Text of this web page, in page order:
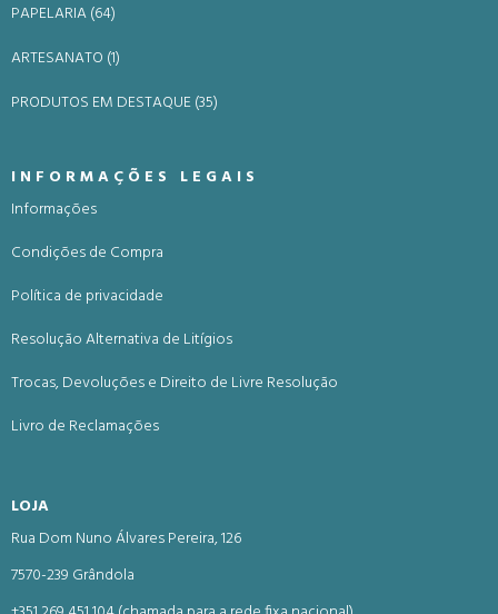
PAPELARIA (64)
ARTESANATO (1)
PRODUTOS EM DESTAQUE (35)
INFORMAÇÕES LEGAIS
Informações
Condições de Compra
Política de privacidade
Resolução Alternativa de Litígios
Trocas, Devoluções e Direito de Livre Resolução
Livro de Reclamações
LOJA
Rua Dom Nuno Álvares Pereira, 126
7570-239 Grândola